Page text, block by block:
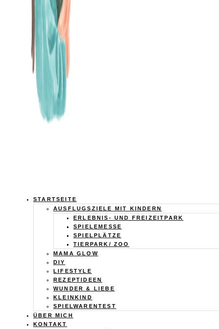
Calistas
Traum
STARTSEITE
AUSFLUGSZIELE MIT KINDERN
ERLEBNIS- UND FREIZEITPARK
SPIELEMESSE
SPIELPLÄTZE
TIERPARK/ ZOO
MAMA GLOW
DIY
LIFESTYLE
REZEPTIDEEN
WUNDER & LIEBE
KLEINKIND
SPIELWARENTEST
ÜBER MICH
KONTAKT